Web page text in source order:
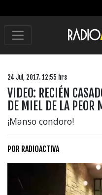
24 Jul, 2017. 12:55 hrs
VIDEO: RECIÉN
DE MIEL DE LA PEOR
¡Manso condoro!
POR RADIOACTIVA